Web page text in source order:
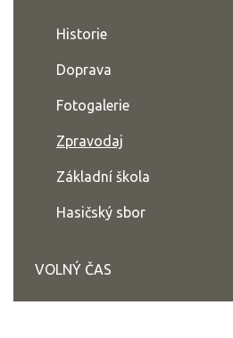
Historie
Doprava
Fotogalerie
Zpravodaj
Základní škola
Hasičský sbor
VOLNÝ ČAS